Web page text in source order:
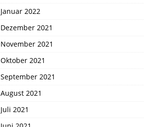
Januar 2022
Dezember 2021
November 2021
Oktober 2021
September 2021
August 2021
Juli 2021